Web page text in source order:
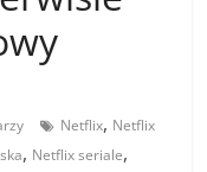
Netflix, Netflix
, Netflix seriale,